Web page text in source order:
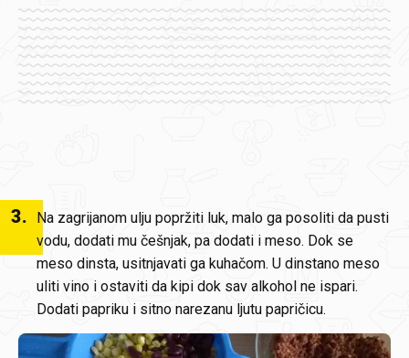
3.
Na zagrijanom ulju popržiti luk, malo ga posoliti da pusti
vodu, dodati mu češnjak, pa dodati i meso. Dok se
meso dinsta, usitnjavati ga kuhačom. U dinstano meso
uliti vino i ostaviti da kipi dok sav alkohol ne ispari.
Dodati papriku i sitno narezanu ljutu papričicu.